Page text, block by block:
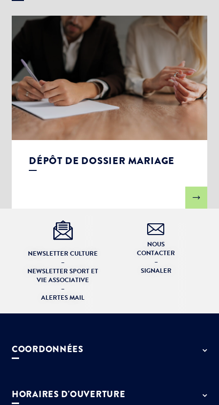
DÉPÔT DE DOSSIER MARIAGE
NEWSLETTER CULTURE
–
NEWSLETTER SPORT ET
VIE ASSOCIATIVE
–
ALERTES MAIL
NOUS
CONTACTER
–
SIGNALER
COORDONNÉES
01 64 13 55 55
HORAIRES D'OUVERTURE